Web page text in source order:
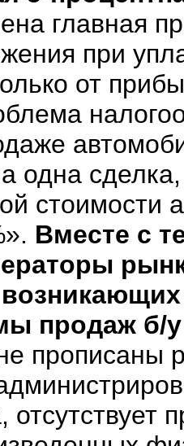
главная
при
от
одна
стоимости
Вместе с
продаж б/
прописаны